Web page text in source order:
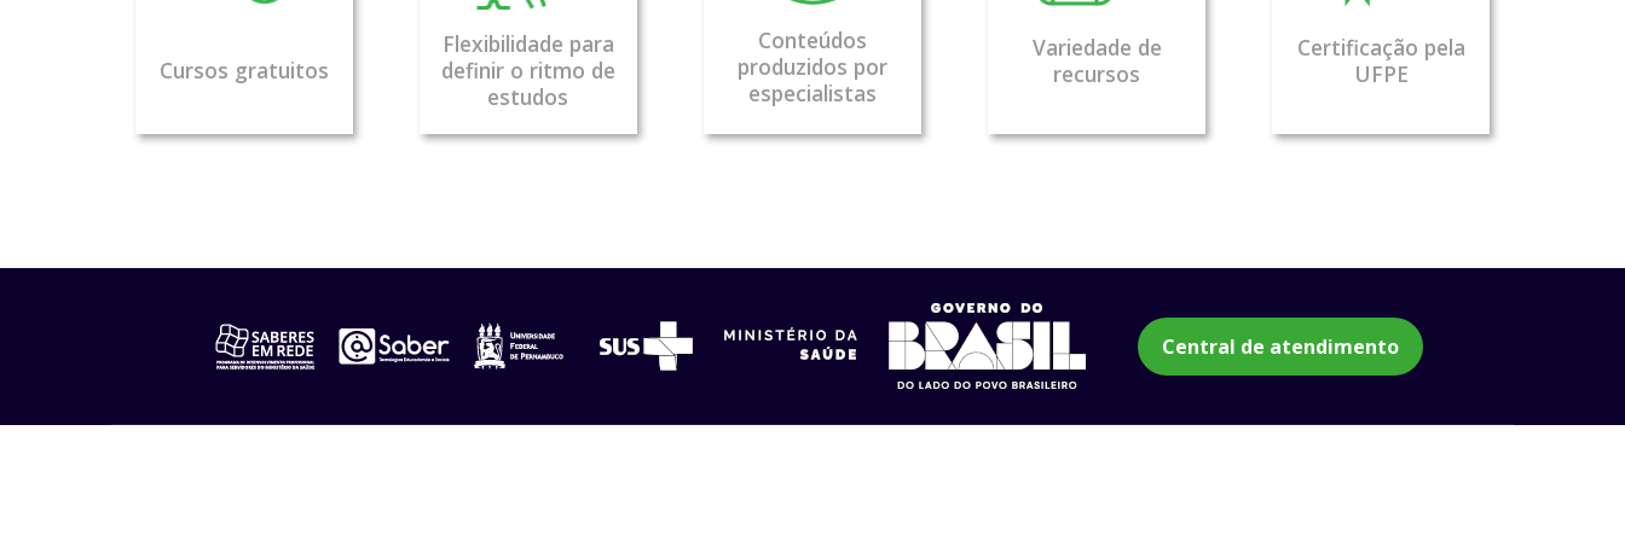
Cursos gratuitos
Flexibilidade para
definir o ritmo de
estudos
Conteúdos
produzidos por
especialistas
Variedade de
recursos
Certificação pela
UFPE
Central de atendimento